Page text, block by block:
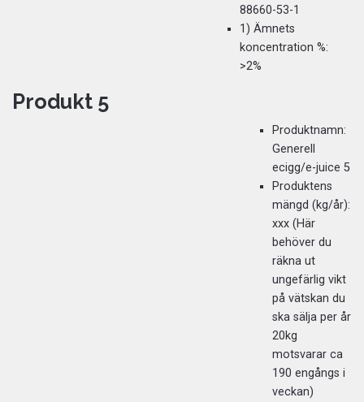
88660-53-1
1) Ämnets
koncentration %:
>2%
Produkt 5
Produktnamn:
Generell
ecigg/e-juice 5
Produktens
mängd (kg/år):
xxx (Här
behöver du
räkna ut
ungefärlig vikt
på vätskan du
ska sälja per år
20kg
motsvarar ca
190 engångs i
veckan)